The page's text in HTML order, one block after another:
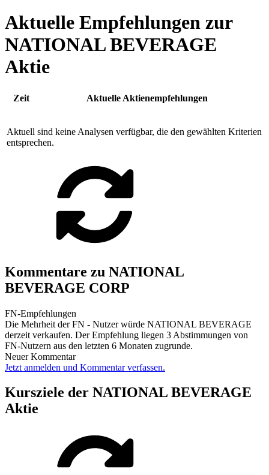
Aktuelle Empfehlungen zur
NATIONAL BEVERAGE
Aktie
Zeit Aktuelle Aktienempfehlungen
Aktuell sind keine Analysen verfügbar, die den gewählten Kriterien
entsprechen.
Kommentare zu NATIONAL
BEVERAGE CORP
FN-Empfehlungen
Die Mehrheit der FN - Nutzer würde NATIONAL BEVERAGE
derzeit verkaufen. Der Empfehlung liegen 3 Abstimmungen von
FN-Nutzern aus den letzten 6 Monaten zugrunde.
Neuer Kommentar
Jetzt anmelden und Kommentar verfassen.
Kursziele der NATIONAL BEVERAGE
Aktie